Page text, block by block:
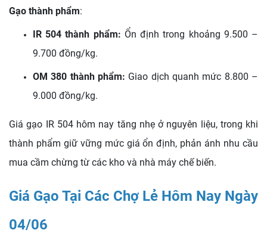
Gạo thành phẩm:
IR 504 thành phẩm: Ổn định trong khoảng 9.500 –
9.700 đồng/kg.
OM 380 thành phẩm: Giao dịch quanh mức 8.800 –
9.000 đồng/kg.
Giá gạo IR 504 hôm nay tăng nhẹ ở nguyên liệu, trong khi
thành phẩm giữ vững mức giá ổn định, phản ánh nhu cầu
mua cầm chừng từ các kho và nhà máy chế biến.
Giá Gạo Tại Các Chợ Lẻ Hôm Nay Ngày
04/06